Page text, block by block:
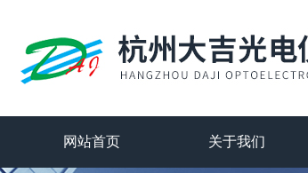
网站首页 关于我们